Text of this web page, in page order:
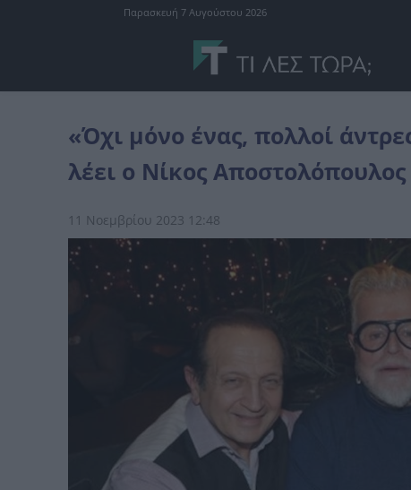
Παρασκευή 7 Αυγούστου 2026
«Όχι μόνο ένας, πολλοί
λέει ο Νίκος Αποστολόπουλος
11 Νοεμβρίου 2023 12:48